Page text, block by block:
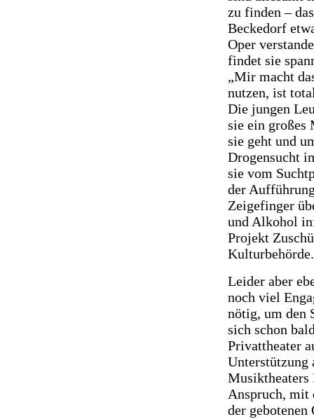
zu finden –
Beckedorf
Oper
findet sie
„Mir macht
nutzen, ist
Die jungen
sie ein großes
sie geht und
Drogensucht
sie vom
der
Zeigefinger
und Alkohol
Projekt
Kulturbehörde.
Leider aber
noch viel
nötig, um den
sich schon
Privattheater
Unterstützung
Anspruch, mit
der